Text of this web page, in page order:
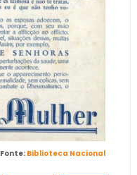
Fonte: Biblioteca Nacional